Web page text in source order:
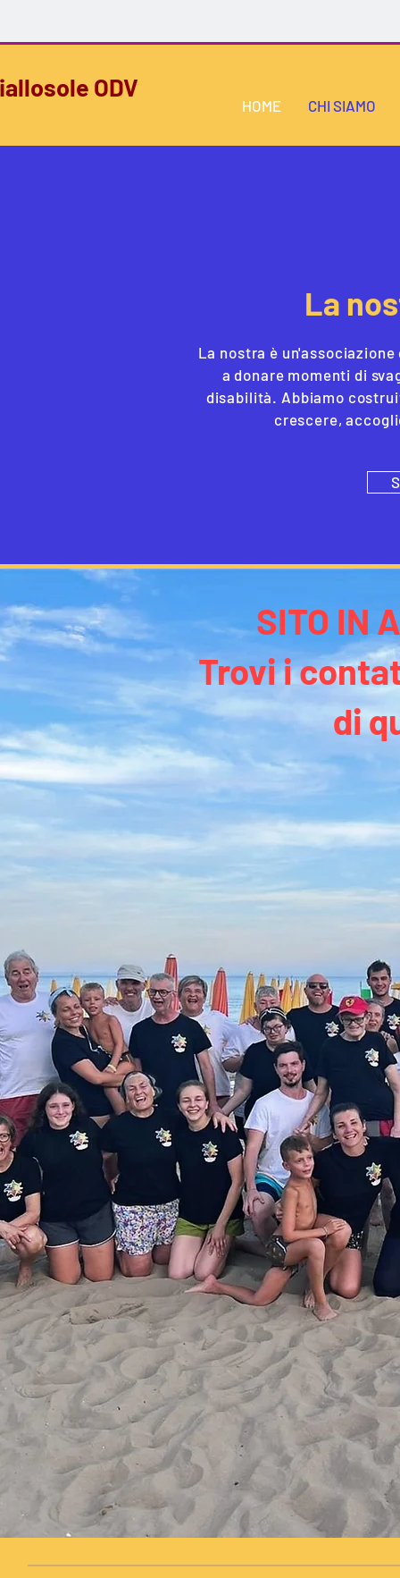
ODV
HOME CHI SIAMO
La
La nostra è
a donare momenti di
disabilità. Abbiamo
crescere,
SITO IN
Trovi i
di